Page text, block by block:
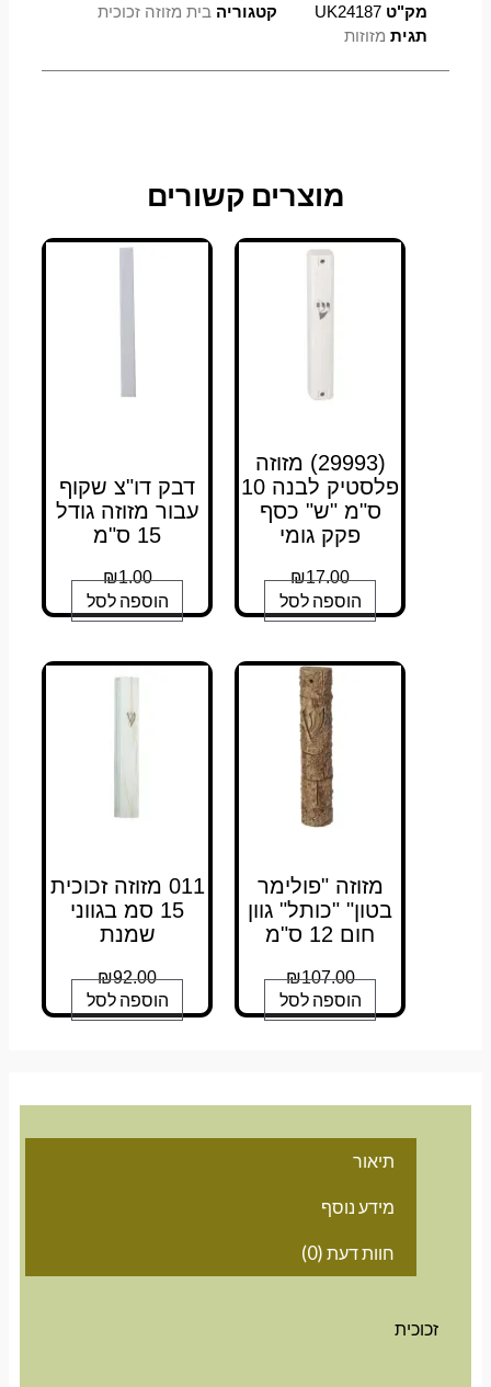
מק"טUK24187 קטגוריה בית מזוזה זכוכית
תגית מזוזות
מוצרים קשורים
(29993) מזוזה
פלסטיק לבנה 10
ס"מ "ש" כסף
פקק גומי
₪17.00
הוספה לסל
דבק דו"צ שקוף
עבור מזוזה גודל
15 ס"מ
₪1.00
הוספה לסל
מזוזה "פולימר
בטון" "כותל" גוון
חום 12 ס"מ
₪107.00
הוספה לסל
011 מזוזה זכוכית
15 סמ בגווני
שמנת
₪92.00
הוספה לסל
תיאור
מידע נוסף
חוות דעת (0)
זכוכית